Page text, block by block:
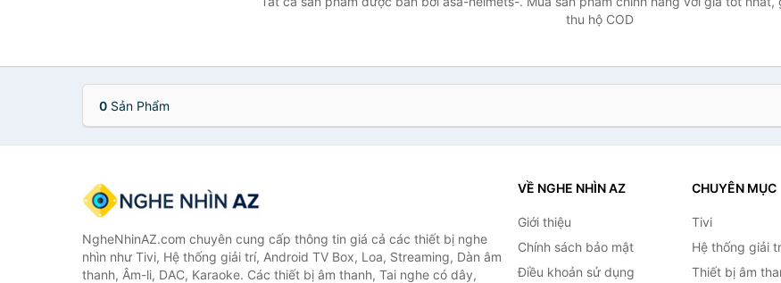
thu hộ COD
0 Sản Phẩm
NgheNhinAZ.com chuyên cung cấp thông tin giá cả các thiết bị nghe
nhìn như Tivi, Hệ thống giải trí, Android TV Box, Loa, Streaming, Dàn âm
thanh, Âm-li, DAC, Karaoke. Các thiết bị âm thanh, Tai nghe có dây,
VỀ NGHE NHÌN AZ
Giới thiệu
Chính sách bảo mật
Điều khoản sử dụng
CHUYÊN MỤC
Tivi
Hệ thống giải
Thiết bị âm